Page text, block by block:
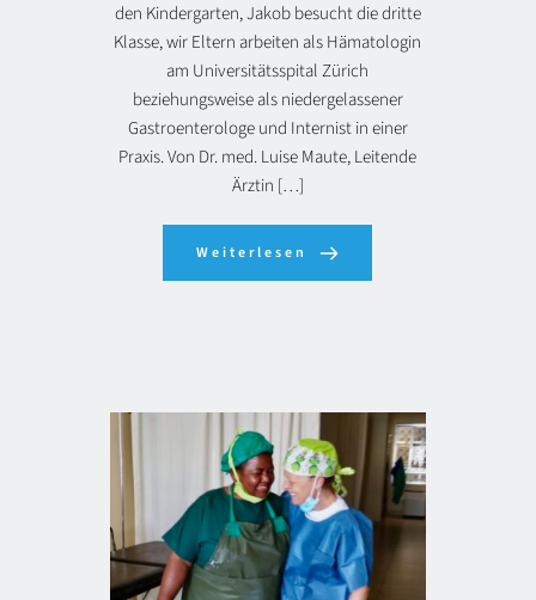
den Kindergarten, Jakob besucht die dritte
Klasse, wir Eltern arbeiten als Hämatologin
am Universitätsspital Zürich
beziehungsweise als niedergelassener
Gastroenterologe und Internist in einer
Praxis. Von Dr. med. Luise Maute, Leitende
Ärztin […]
Weiterlesen